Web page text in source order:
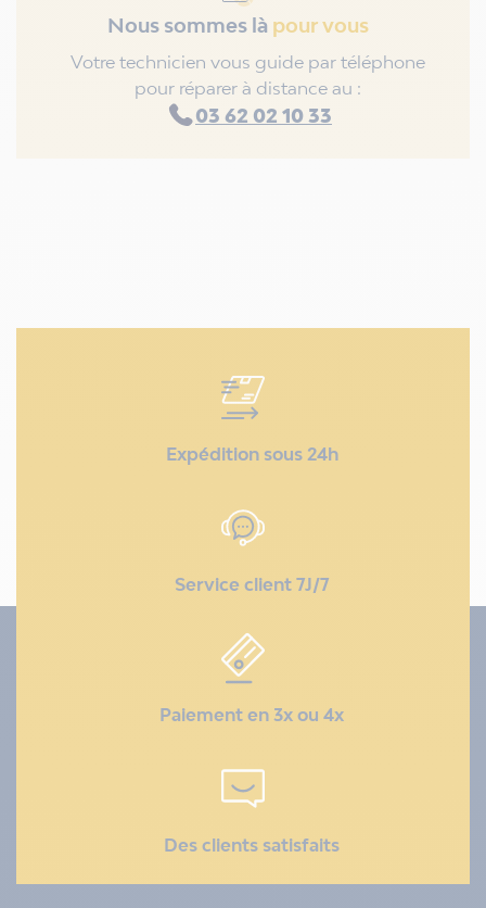
Nous sommes là pour vous
Votre technicien vous guide par téléphone
pour réparer à distance au :
03 62 02 10 33
Expédition sous 24h
Service client 7J/7
Paiement en 3x ou 4x
Des clients satisfaits